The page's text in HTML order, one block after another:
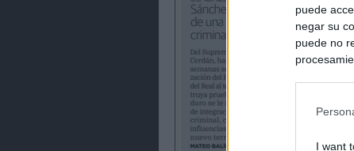
puede
negar su
puede no
I want